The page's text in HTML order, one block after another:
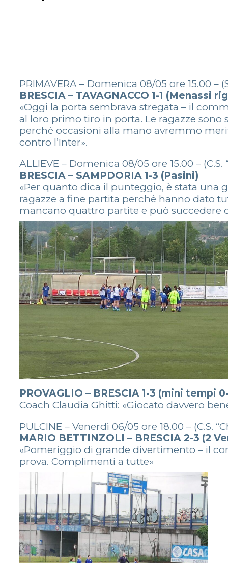
PRIMAVERA – Domenica 08/05 ore 15.00
BRESCIA – TAVAGNACCO 1-1 (Menassi
«Oggi la porta sembrava stregata – il
al loro primo tiro in porta. Le ragazze sono
perché occasioni alla mano avremmo
contro l’Inter».
ALLIEVE – Domenica 08/05 ore 15.00 –
BRESCIA – SAMPDORIA 1-3 (Pasini)
«Per quanto dica il punteggio, è stata
ragazze a fine partita perché hanno dato
mancano quattro partite e può succedere
PROVAGLIO – BRESCIA 1-3 (mini tempi
Coach Claudia Ghitti: «Giocato davvero
PULCINE – Venerdì 06/05 ore 18.00 – (C.S.
MARIO BETTINZOLI – BRESCIA 2-3 (2
«Pomeriggio di grande divertimento – il
prova. Complimenti a tutte»